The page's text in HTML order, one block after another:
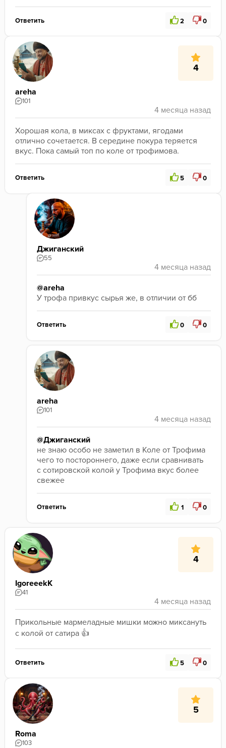
Ответить 2 0
4
areha
101
Хорошая кола, в миксах с фруктами, ягодами
отлично сочетается. В середине покура теряется
вкус. Пока самый топ по коле от трофимова.
Ответить 5 0
Джиганский
55
@areha
У трофа привкус сырья же, в отличии от бб
Ответить 0 0
areha
101
@Джиганский
не знаю особо не заметил в Коле от Трофима
чего то постороннего, даже если сравнивать
с сотировской колой у Трофима вкус более
свежее
Ответить 1 0
4
IgoreeekK
41
Прикольные мармеладные мишки можно миксануть
с колой от сатира 👍
Ответить 5 0
5
Roma
103